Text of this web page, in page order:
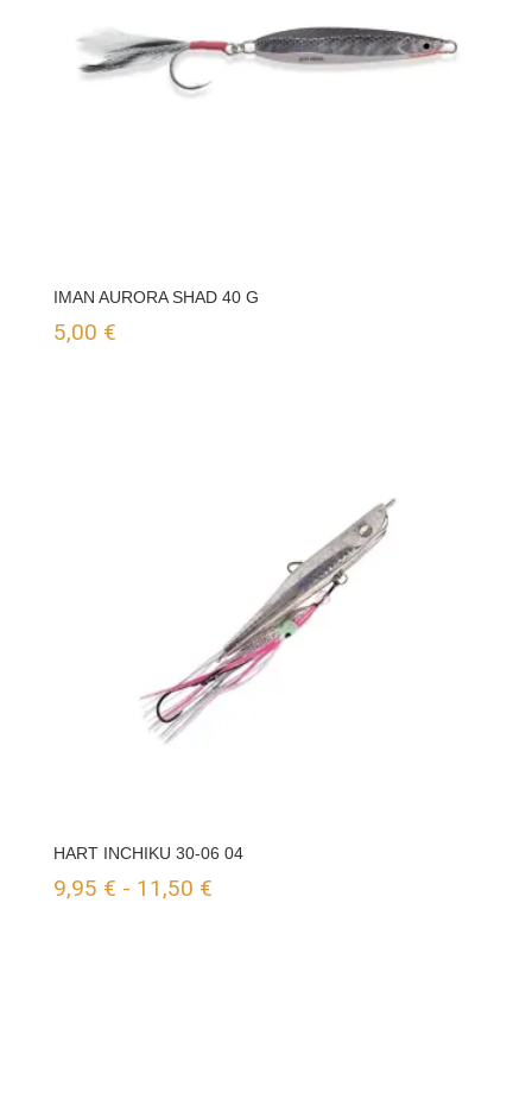
IMAN AURORA SHAD 40 G
5,00 €
HART INCHIKU 30-06 04
9,95 € - 11,50 €Rango